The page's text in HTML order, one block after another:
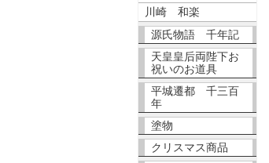
川崎 和楽
源氏物語 千年記
天皇皇后両陛下お
祝いのお道具
平城遷都 千三百
年
塗物
クリスマス商品